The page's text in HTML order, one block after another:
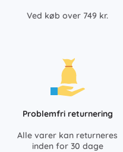
Ved køb over 749 kr.
Problemfri returnering
Alle varer kan returneres
inden for 30 dage